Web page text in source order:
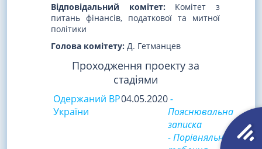
Відповідальний комітет:Комітет з
питань фінансів, податкової та митної
політики
Голова комітету: Д. Гетманцев
Проходження проекту за
стадіями
Одержаний ВР
України
04.05.2020-
Пояснювальна
записка
- Порівняльна